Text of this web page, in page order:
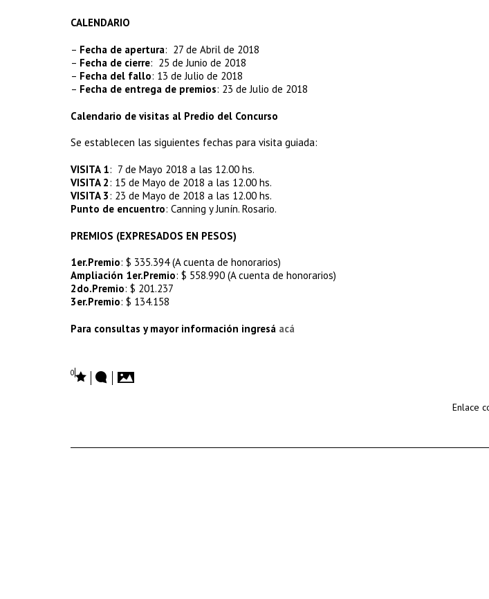
CALENDARIO
– Fecha de apertura: 27 de Abril de 2018
– Fecha de cierre: 25 de Junio de 2018
– Fecha del fallo: 13 de Julio de 2018
– Fecha de entrega de premios: 23 de Julio de 2018
Calendario de visitas al Predio del Concurso
Se establecen las siguientes fechas para visita guiada:
VISITA 1: 7 de Mayo 2018 a las 12.00 hs.
VISITA 2: 15 de Mayo de 2018 a las 12.00 hs.
VISITA 3: 23 de Mayo de 2018 a las 12.00 hs.
Punto de encuentro: Canning y Junín. Rosario.
PREMIOS (EXPRESADOS EN PESOS)
1er.Premio: $ 335.394 (A cuenta de honorarios)
Ampliación 1er.Premio: $ 558.990 (A cuenta de honorarios)
2do.Premio: $ 201.237
3er.Premio: $ 134.158
Para consultas y mayor información ingresá acá
0
Enlace